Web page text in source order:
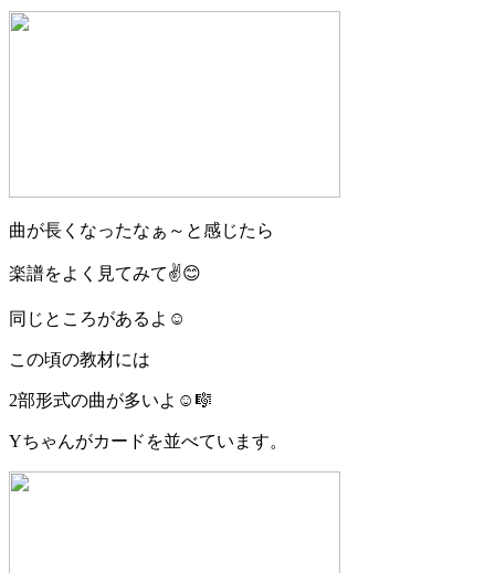
曲が長くなったなぁ～と感じたら
楽譜をよく見てみて✌️😊
同じところがあるよ☺️
この頃の教材には
2部形式の曲が多いよ☺️🎼
Yちゃんがカードを並べています。